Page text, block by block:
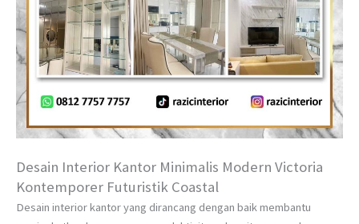
Desain Interior Kantor Minimalis Modern Victoria
Kontemporer Futuristik Coastal
Desain interior kantor yang dirancang dengan baik membantu